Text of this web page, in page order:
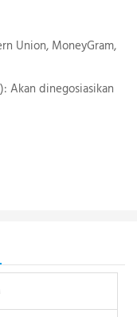
Union, MoneyGram,
Akan dinegosiasikan